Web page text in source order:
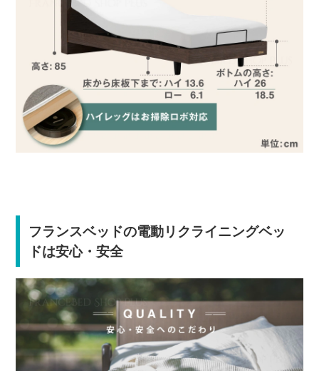
フランスベッドの電動リクライニングベッ
ドは安心・安全